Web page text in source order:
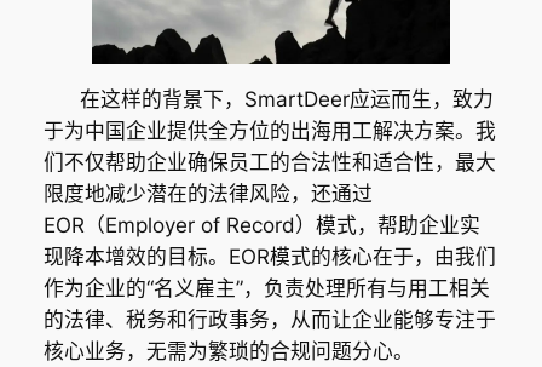
在这样的背景下，SmartDeer应运而生，致力
于为中国企业提供全方位的出海用工解决方案。我
们不仅帮助企业确保员工的合法性和适合性，最大
限度地减少潜在的法律风险，还通过
EOR（Employer of Record）模式，帮助企业实
现降本增效的目标。EOR模式的核心在于，由我们
作为企业的“名义雇主”，负责处理所有与用工相关
的法律、税务和行政事务，从而让企业能够专注于
核心业务，无需为繁琐的合规问题分心。